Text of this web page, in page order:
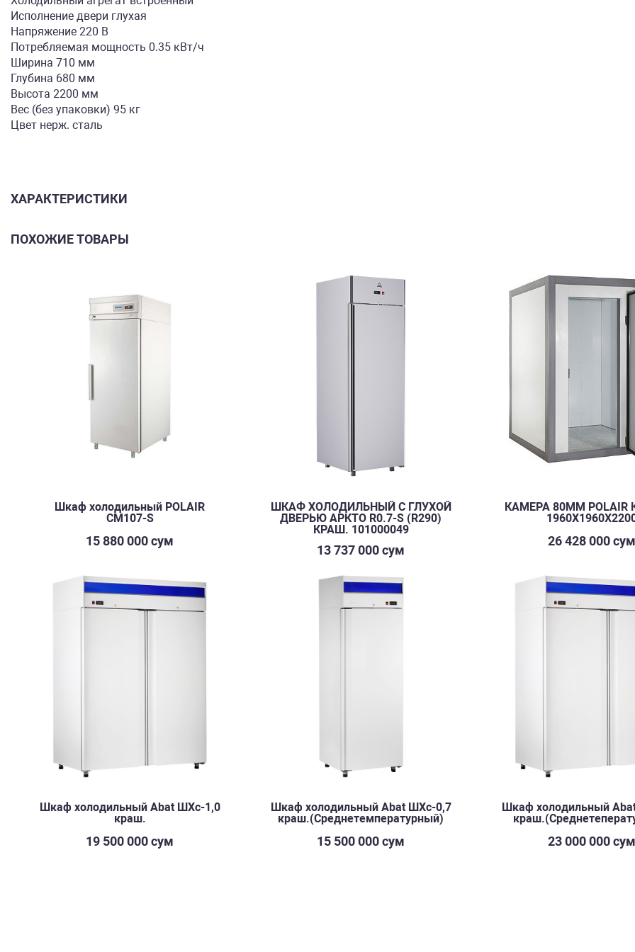
Исполнение двери глухая
Напряжение 220 В
Потребляемая мощность 0.35 кВт/ч
Ширина 710 мм
Глубина 680 мм
Высота 2200 мм
Вес (без упаковки) 95 кг
Цвет нерж. сталь
ХАРАКТЕРИСТИКИ
ПОХОЖИЕ ТОВАРЫ
Шкаф холодильный POLAIR
CM107-S
15 880 000 сум
ШКАФ ХОЛОДИЛЬНЫЙ С ГЛУХОЙ
ДВЕРЬЮ АРКТО R0.7-S (R290)
КРАШ. 101000049
13 737 000 сум
КАМЕРА 80ММ POLAIR
26 428 000 сум
Шкаф холодильный Abat ШХс-1,0
краш.
19 500 000 сум
Шкаф холодильный Abat ШХс-0,7
краш.(Среднетемпературный)
15 500 000 сум
Шкаф холодильный
23 000 000 сум